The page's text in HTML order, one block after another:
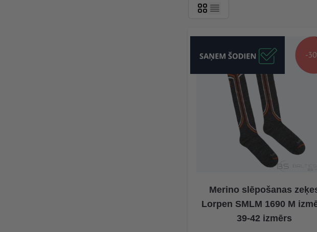
-
Merino slēpošanas
Lorpen SMLM 1690 M
39-42 izmērs